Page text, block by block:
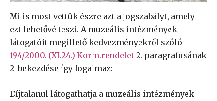
Mi is most vettük észre azt a jogszabályt, amely
ezt lehetővé teszi. A muzeális intézmények
látogatóit megillető kedvezményekről szóló
194/2000. (XI.24.) Korm.rendelet 2. paragrafusának
2. bekezdése így fogalmaz:
Díjtalanul látogathatja a muzeális intézmények